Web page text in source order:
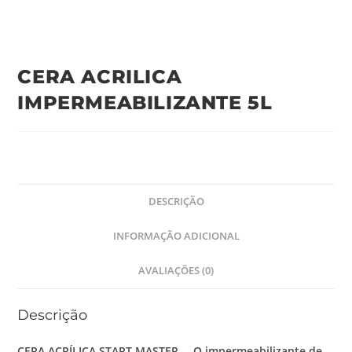
CERA ACRILICA
IMPERMEABILIZANTE 5L
DESCRIÇÃO
INFORMAÇÃO ADICIONAL
AVALIAÇÕES (0)
Descrição